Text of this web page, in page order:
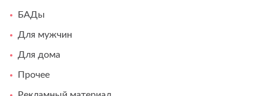
БАДы
Для мужчин
Для дома
Прочее